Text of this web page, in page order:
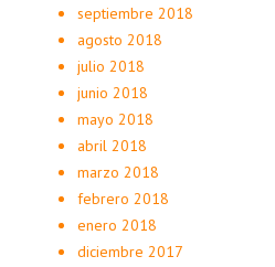
septiembre 2018
agosto 2018
julio 2018
junio 2018
mayo 2018
abril 2018
marzo 2018
febrero 2018
enero 2018
diciembre 2017